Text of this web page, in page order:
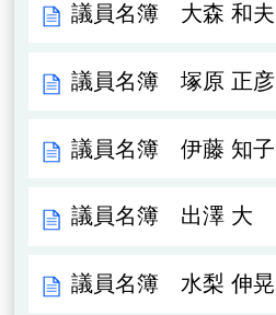
議員名簿 大森 和夫
議員名簿 塚原 正彦
議員名簿 伊藤 知子
議員名簿 出澤 大
議員名簿 水梨 伸晃